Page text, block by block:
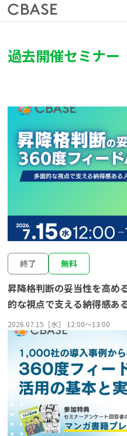
導入事例
セミナー情報
HRコラム
会社情報
よくある質問
資料請求(無料)
過去開催セミナー
終了 無料
昇降格判断の妥当性を高め
的な視点で支える納得感あ
2026.07.15［水］ 12:00〜13:00